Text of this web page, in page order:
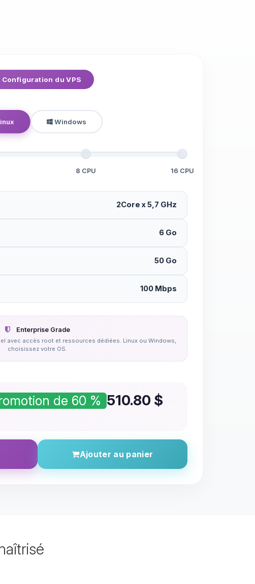
Configuration du VPS
Windows
8 CPU 16 CPU
2Core x 5,7 GHz
6 Go
50 Go
100 Mbps
Enterprise Grade
avec accès root et ressources dédiées. Linux ou Windows,
choisissez votre OS.
de 60 % 510.80 $
Ajouter au panier